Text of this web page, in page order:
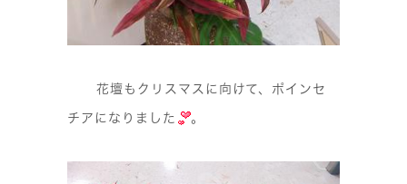
花壇もクリスマスに向けて、ポインセ
チアになりました 。